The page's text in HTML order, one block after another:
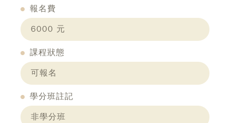
報名費
6000 元
課程狀態
可報名
學分班註記
非學分班